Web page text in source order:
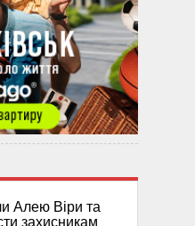
Алею Віри та
захисникам